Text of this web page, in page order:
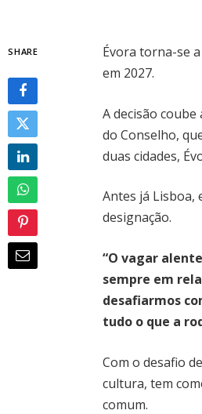
SHARE
Évora torna-se
em 2027.
A decisão
do Conselho,
duas cidades,
Antes já Lisboa,
designação.
“O vagar
sempre em
desafiarmos
tudo o que a
Com o desafio
cultura, tem
comum.